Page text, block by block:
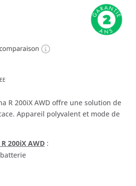
:
€.
R 200iX AWD offre une solution de
Appareil polyvalent et mode de
200iX AWD :